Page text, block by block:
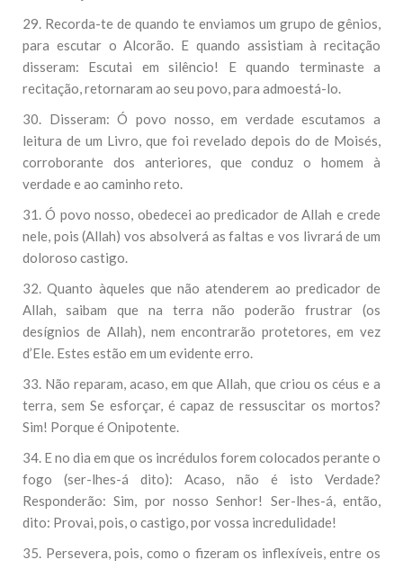
29. Recorda-te de quando te enviamos um grupo de gênios,
para escutar o Alcorão. E quando assistiam à recitação
disseram: Escutai em silêncio! E quando terminaste a
recitação, retornaram ao seu povo, para admoestá-lo.
30. Disseram: Ó povo nosso, em verdade escutamos a
leitura de um Livro, que foi revelado depois do de Moisés,
corroborante dos anteriores, que conduz o homem à
verdade e ao caminho reto.
31. Ó povo nosso, obedecei ao predicador de Allah e crede
nele, pois (Allah) vos absolverá as faltas e vos livrará de um
doloroso castigo.
32. Quanto àqueles que não atenderem ao predicador de
Allah, saibam que na terra não poderão frustrar (os
desígnios de Allah), nem encontrarão protetores, em vez
d’Ele. Estes estão em um evidente erro.
33. Não reparam, acaso, em que Allah, que criou os céus e a
terra, sem Se esforçar, é capaz de ressuscitar os mortos?
Sim! Porque é Onipotente.
34. E no dia em que os incrédulos forem colocados perante o
fogo (ser-lhes-á dito): Acaso, não é isto Verdade?
Responderão: Sim, por nosso Senhor! Ser-lhes-á, então,
dito: Provai, pois, o castigo, por vossa incredulidade!
35. Persevera, pois, como o fizeram os inflexíveis, entre os